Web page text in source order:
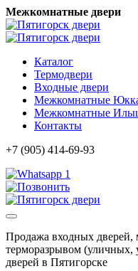
Межкомнатные двери
Каталог
Термодвери
Входные двери
Межкомнатные
Межкомнатные
Контакты
+7 (905) 414-69-93
1
Продажа входных дверей,
терморазрывом
дверей в Пятигорске